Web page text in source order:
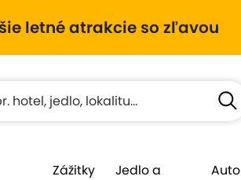
letné atrakcie so zľavou
Zážitky
Jedlo a
Auto